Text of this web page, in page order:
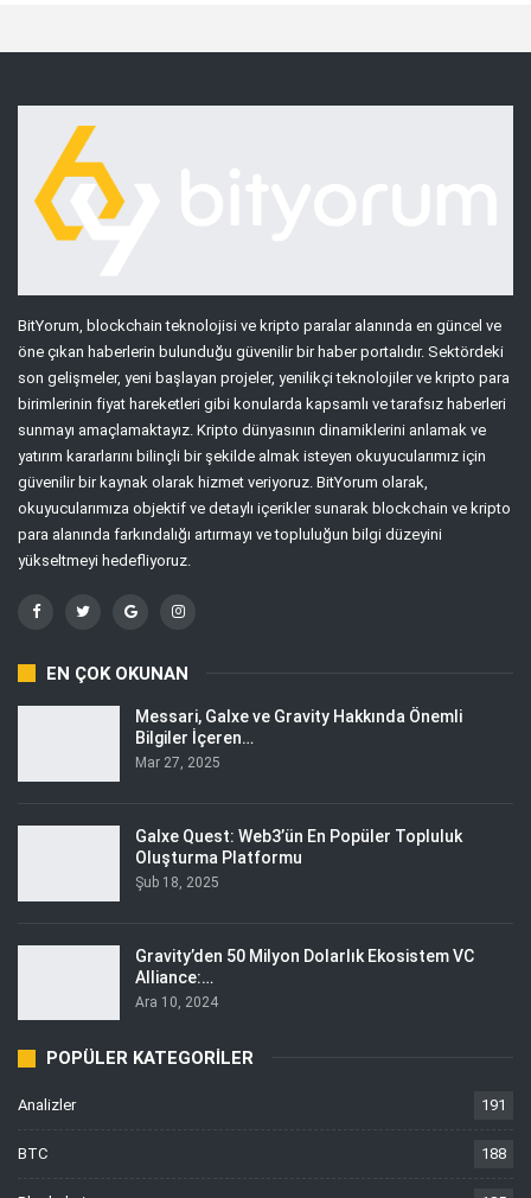
BitYorum, blockchain teknolojisi ve kripto paralar alanında en güncel ve
öne çıkan haberlerin bulunduğu güvenilir bir haber portalıdır. Sektördeki
son gelişmeler, yeni başlayan projeler, yenilikçi teknolojiler ve kripto para
birimlerinin fiyat hareketleri gibi konularda kapsamlı ve tarafsız haberleri
sunmayı amaçlamaktayız. Kripto dünyasının dinamiklerini anlamak ve
yatırım kararlarını bilinçli bir şekilde almak isteyen okuyucularımız için
güvenilir bir kaynak olarak hizmet veriyoruz. BitYorum olarak,
okuyucularımıza objektif ve detaylı içerikler sunarak blockchain ve kripto
para alanında farkındalığı artırmayı ve topluluğun bilgi düzeyini
yükseltmeyi hedefliyoruz.
EN ÇOK OKUNAN
Messari, Galxe ve Gravity Hakkında Önemli
Bilgiler İçeren…
Mar 27, 2025
Galxe Quest: Web3’ün En Popüler Topluluk
Oluşturma Platformu
Şub 18, 2025
Gravity’den 50 Milyon Dolarlık Ekosistem VC
Alliance:…
Ara 10, 2024
POPÜLER KATEGORILER
Analizler 191
BTC 188